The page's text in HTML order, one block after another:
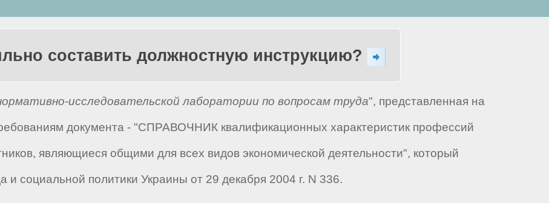
составить должностную инструкцию?
исследовательской лаборатории по вопросам труда", представленная на
документа - "СПРАВОЧНИК квалификационных характеристик профессий
являющиеся общими для всех видов экономической деятельности", который
и социальной политики Украины от 29 декабря 2004 г. N 336.